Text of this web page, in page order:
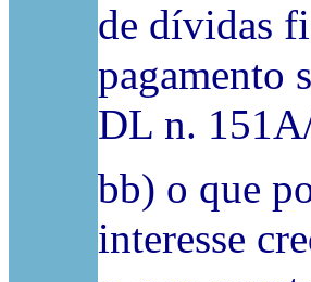
de dívidas
pagamento
DL n.
bb) o que
interesse